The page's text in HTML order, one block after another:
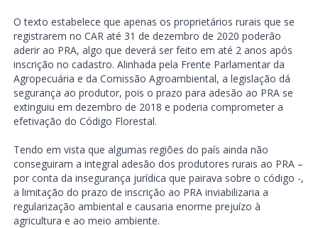
O texto estabelece que apenas os proprietários rurais que se
registrarem no CAR até 31 de dezembro de 2020 poderão
aderir ao PRA, algo que deverá ser feito em até 2 anos após
inscrição no cadastro. Alinhada pela Frente Parlamentar da
Agropecuária e da Comissão Agroambiental, a legislação dá
segurança ao produtor, pois o prazo para adesão ao PRA se
extinguiu em dezembro de 2018 e poderia comprometer a
efetivação do Código Florestal.
Tendo em vista que algumas regiões do país ainda não
conseguiram a integral adesão dos produtores rurais ao PRA –
por conta da insegurança jurídica que pairava sobre o código -,
a limitação do prazo de inscrição ao PRA inviabilizaria a
regularização ambiental e causaria enorme prejuízo à
agricultura e ao meio ambiente.